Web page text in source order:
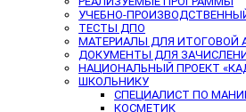
УЧЕБНО-
ТЕСТЫ ДПО
МАТЕРИАЛЫ ДЛЯ ИТОГОВОЙ
ДОКУМЕНТЫ ДЛЯ
НАЦИОНАЛЬНЫЙ ПРОЕКТ
ШКОЛЬНИКУ
СПЕЦИАЛИСТ ПО
КОСМЕТИК